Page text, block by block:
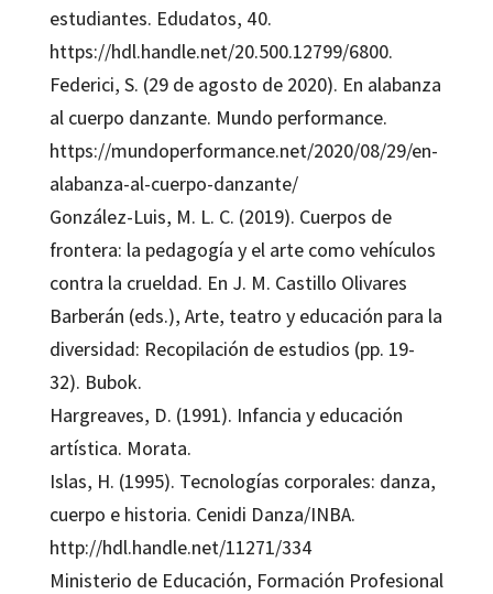
estudiantes. Edudatos, 40.
https://hdl.handle.net/20.500.12799/6800.
Federici, S. (29 de agosto de 2020). En alabanza
al cuerpo danzante. Mundo performance.
https://mundoperformance.net/2020/08/29/en-
alabanza-al-cuerpo-danzante/
González-Luis, M. L. C. (2019). Cuerpos de
frontera: la pedagogía y el arte como vehículos
contra la crueldad. En J. M. Castillo Olivares
Barberán (eds.), Arte, teatro y educación para la
diversidad: Recopilación de estudios (pp. 19-
32). Bubok.
Hargreaves, D. (1991). Infancia y educación
artística. Morata.
Islas, H. (1995). Tecnologías corporales: danza,
cuerpo e historia. Cenidi Danza/INBA.
http://hdl.handle.net/11271/334
Ministerio de Educación, Formación Profesional